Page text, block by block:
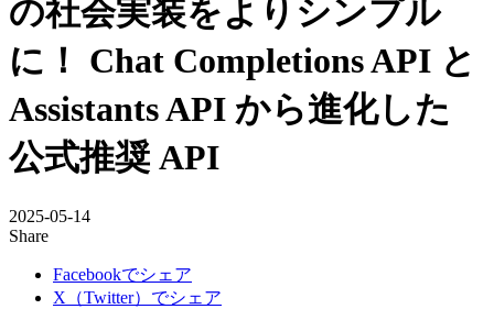
の社会実装をよりシンプル
に！ Chat Completions API と
Assistants API から進化した
公式推奨 API
2025-05-14
Share
Facebookでシェア
X（Twitter）でシェア